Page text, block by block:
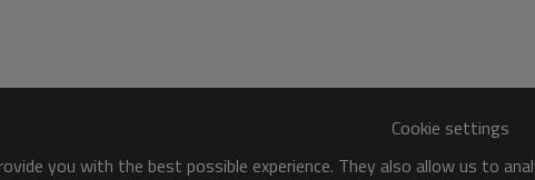
Cookie settings
you with the best possible experience. They also allow us to